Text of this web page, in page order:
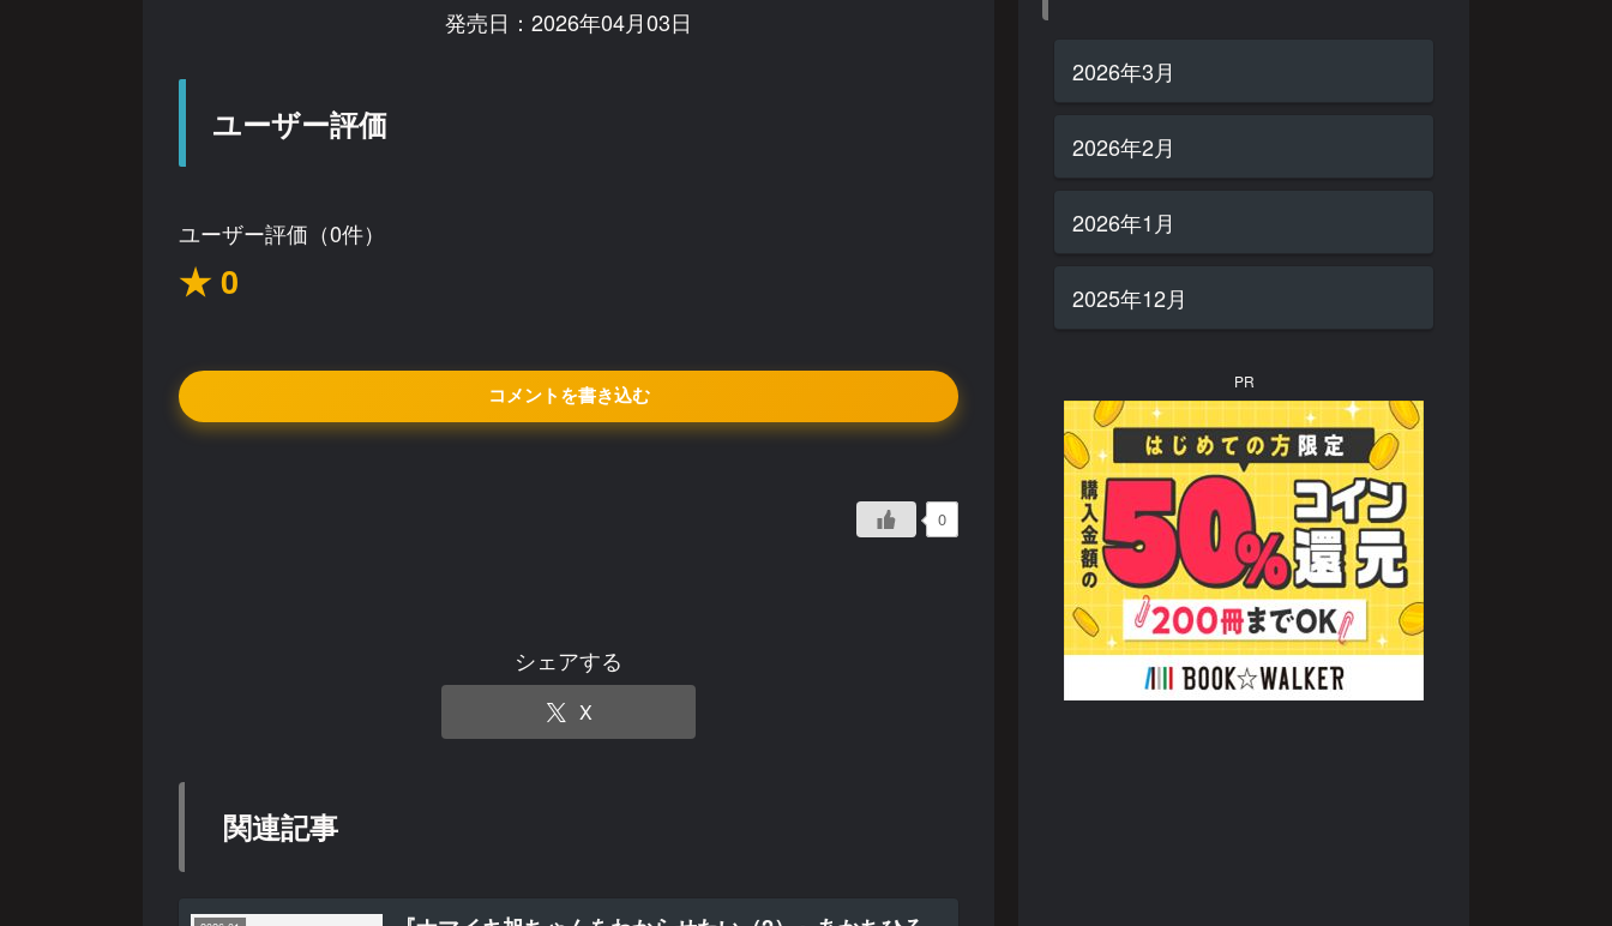
発売日：2026年04月03日
ユーザー評価
ユーザー評価（0件）
★ 0
コメントを書き込む
0
シェアする
X
関連記事
2026年3月
2026年2月
2026年1月
2025年12月
PR